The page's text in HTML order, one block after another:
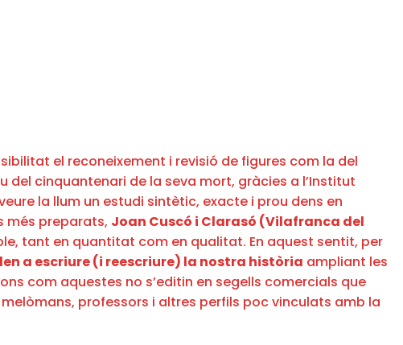
el reconeixement i revisió de figures com la del
del cinquantenari de la seva mort, gràcies a l’Institut
la llum un estudi sintètic, exacte i prou dens en
més preparats, Joan Cuscó i Clarasó (Vilafranca del
tant en quantitat com en qualitat. En aquest sentit, per
a escriure (i reescriure) la nostra història ampliant les
com aquestes no s’editin en segells comercials que
professors i altres perfils poc vinculats amb la